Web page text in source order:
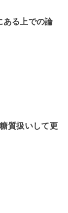
ある上での論
質扱いして更